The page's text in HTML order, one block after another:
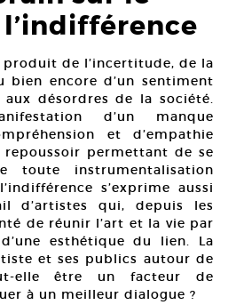
produit de l’incertitude, de la
bien encore d’un sentiment
aux désordres de la société.
d’un manque
et d’empathie
permettant de se
toute instrumentalisation
s’exprime aussi
d’artistes qui, depuis les
de réunir l’art et la vie par
esthétique du lien. La
et ses publics autour de
elle être un facteur de
à un meilleur dialogue ?